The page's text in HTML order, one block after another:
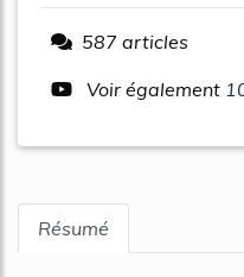
587 articles
Voir également
Résumé